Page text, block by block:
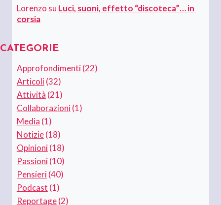
Lorenzo su Luci, suoni, effetto “discoteca”… in
corsia
CATEGORIE
Approfondimenti(22)
Articoli(32)
Attività (21)
Collaborazioni(1)
Media (1)
Notizie(18)
Opinioni(18)
Passioni(10)
Pensieri(40)
Podcast (1)
Reportage(2)